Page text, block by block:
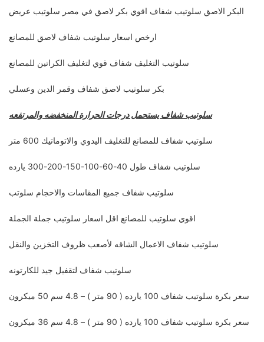
البكر الاصق سلوتيب شفاف اقوي بكر لاصق في مصر سلوتيب عريض
ارخص اسعار سلوتيب شفاف لاصق للمصانع
سلوتيب التغليف شفاف قوي لتغليف الكراتين للمصانع
بكر سلوتيب لاصق شفاف وقمر الدين وعسلي
سلوتيب شفاف يستحمل درجات الحرارة المنخفضه والمرتفعه
سلوتيب شفاف للمصانع للتغليف اليدوي والاتوماتيك 600 متر
سلوتيب شفاف طول 40-60-100-150-200-300 يارده
سلوتيب شفاف جميع المقاسات والاحجام سلوتب
اقوي سلوتيب للمصانع اقل اسعار سلوتيب جملة الجملة
سلوتيب شفاف الاعمال الشاقه لأصعب ظروف التخزين والنقل
سلوتيب شفاف لتقفيل جيد للكارتونه
سعر بكرة سلوتيب شفاف 100 يارده ( 90 متر ) – 4.8 سم 50 ميكرون
سعر بكرة سلوتيب شفاف 100 يارده ( 90 متر ) – 4.8 سم 36 ميكرون